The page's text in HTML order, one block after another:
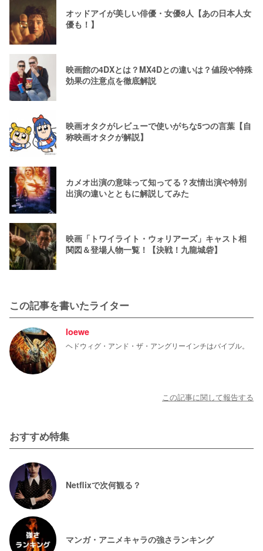
オッドアイが美しい俳優・女優8人【あの日本人女
優も！】
映画館の4DXとは？MX4Dとの違いは？値段や特殊
効果の注意点を徹底解説
映画オタクがレビューで使いがちな5つの言葉【自
称映画オタクが解説】
カメオ出演の意味って知ってる？友情出演や特別
出演の違いとともに解説してみた
映画「トワイライト・ウォリアーズ」キャスト相
関図＆登場人物一覧！【決戦！九龍城砦】
この記事を書いたライター
loewe
ヘドウィグ・アンド・ザ・アングリーインチはバイブル。
この記事に関して報告する
おすすめ特集
Netflixで次何観る？
マンガ・アニメキャラの強さランキング